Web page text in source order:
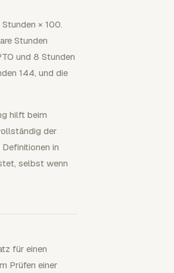
× 100.
Stunden
und 8 Stunden
144, und die
hilft beim
der
in
selbst wenn
für einen
Prüfen einer